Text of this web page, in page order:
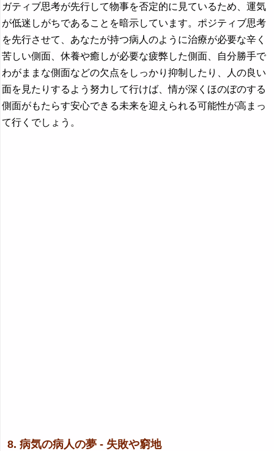
ガティブ思考が先行して物事を否定的に見ているため、運気
が低迷しがちであることを暗示しています。ポジティブ思考
を先行させて、あなたが持つ病人のように治療が必要な辛く
苦しい側面、休養や癒しが必要な疲弊した側面、自分勝手で
わがままな側面などの欠点をしっかり抑制したり、人の良い
面を見たりするよう努力して行けば、情が深くほのぼのする
側面がもたらす安心できる未来を迎えられる可能性が高まっ
て行くでしょう。
8. 病気の病人の夢 - 失敗や窮地